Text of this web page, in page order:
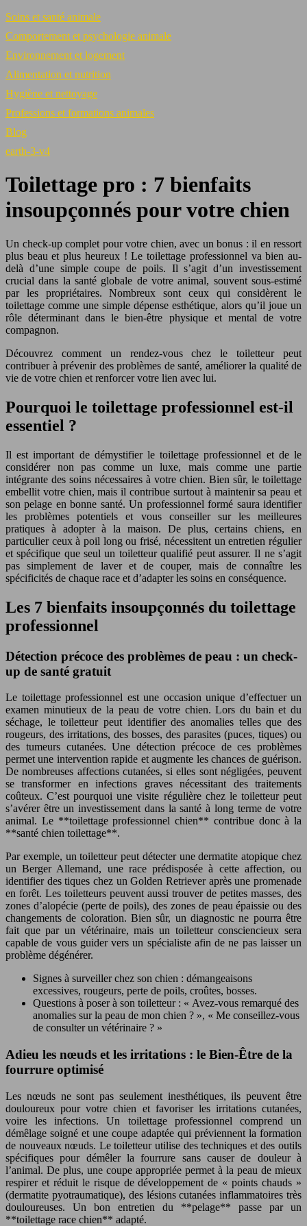
Soins et santé animale
Comportement et psychologie animale
Environnement et logement
Alimentation et nutrition
Hygiène et nettoyage
Professions et formations animales
Blog
earth-3-v4
Toilettage pro : 7 bienfaits
insoupçonnés pour votre chien
Un check-up complet pour votre chien, avec un bonus : il en ressort
plus beau et plus heureux ! Le toilettage professionnel va bien au-
delà d’une simple coupe de poils. Il s’agit d’un investissement
crucial dans la santé globale de votre animal, souvent sous-estimé
par les propriétaires. Nombreux sont ceux qui considèrent le
toilettage comme une simple dépense esthétique, alors qu’il joue un
rôle déterminant dans le bien-être physique et mental de votre
compagnon.
Découvrez comment un rendez-vous chez le toiletteur peut
contribuer à prévenir des problèmes de santé, améliorer la qualité de
vie de votre chien et renforcer votre lien avec lui.
Pourquoi le toilettage professionnel est-il
essentiel ?
Il est important de démystifier le toilettage professionnel et de le
considérer non pas comme un luxe, mais comme une partie
intégrante des soins nécessaires à votre chien. Bien sûr, le toilettage
embellit votre chien, mais il contribue surtout à maintenir sa peau et
son pelage en bonne santé. Un professionnel formé saura identifier
les problèmes potentiels et vous conseiller sur les meilleures
pratiques à adopter à la maison. De plus, certains chiens, en
particulier ceux à poil long ou frisé, nécessitent un entretien régulier
et spécifique que seul un toiletteur qualifié peut assurer. Il ne s’agit
pas simplement de laver et de couper, mais de connaître les
spécificités de chaque race et d’adapter les soins en conséquence.
Les 7 bienfaits insoupçonnés du toilettage
professionnel
Détection précoce des problèmes de peau : un check-
up de santé gratuit
Le toilettage professionnel est une occasion unique d’effectuer un
examen minutieux de la peau de votre chien. Lors du bain et du
séchage, le toiletteur peut identifier des anomalies telles que des
rougeurs, des irritations, des bosses, des parasites (puces, tiques) ou
des tumeurs cutanées. Une détection précoce de ces problèmes
permet une intervention rapide et augmente les chances de guérison.
De nombreuses affections cutanées, si elles sont négligées, peuvent
se transformer en infections graves nécessitant des traitements
coûteux. C’est pourquoi une visite régulière chez le toiletteur peut
s’avérer être un investissement dans la santé à long terme de votre
animal. Le **toilettage professionnel chien** contribue donc à la
**santé chien toilettage**.
Par exemple, un toiletteur peut détecter une dermatite atopique chez
un Berger Allemand, une race prédisposée à cette affection, ou
identifier des tiques chez un Golden Retriever après une promenade
en forêt. Les toiletteurs peuvent aussi trouver de petites masses, des
zones d’alopécie (perte de poils), des zones de peau épaissie ou des
changements de coloration. Bien sûr, un diagnostic ne pourra être
fait que par un vétérinaire, mais un toiletteur consciencieux sera
capable de vous guider vers un spécialiste afin de ne pas laisser un
problème dégénérer.
Signes à surveiller chez son chien : démangeaisons
excessives, rougeurs, perte de poils, croûtes, bosses.
Questions à poser à son toiletteur : « Avez-vous remarqué des
anomalies sur la peau de mon chien ? », « Me conseillez-vous
de consulter un vétérinaire ? »
Adieu les nœuds et les irritations : le Bien-Être de la
fourrure optimisé
Les nœuds ne sont pas seulement inesthétiques, ils peuvent être
douloureux pour votre chien et favoriser les irritations cutanées,
voire les infections. Un toilettage professionnel comprend un
démêlage soigné et une coupe adaptée qui préviennent la formation
de nouveaux nœuds. Le toiletteur utilise des techniques et des outils
spécifiques pour démêler la fourrure sans causer de douleur à
l’animal. De plus, une coupe appropriée permet à la peau de mieux
respirer et réduit le risque de développement de « points chauds »
(dermatite pyotraumatique), des lésions cutanées inflammatoires très
douloureuses. Un bon entretien du **pelage** passe par un
**toilettage race chien** adapté.